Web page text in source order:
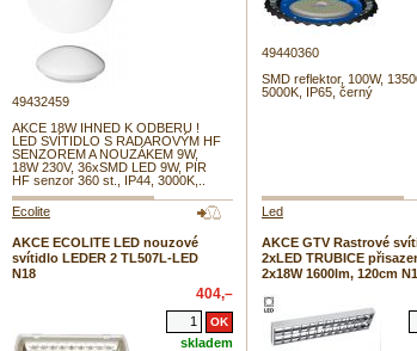
49432459
AKCE 18W IHNED K ODBERU !
LED SVÍTIDLO S RADAROVÝM HF
SENZOREM A NOUZÁKEM 9W,
18W 230V, 36xSMD LED 9W, PIR
HF senzor 360 st., IP44, 3000K,..
49440360
SMD reflektor, 100W,
5000K, IP65, černý
Ecolite
AKCE ECOLITE LED nouzové
svítidlo LEDER 2 TL507L-LED
N18
404,–
skladem
Led
AKCE GTV Rastrové
2xLED TRUBICE
2x18W 1600lm, 120cm